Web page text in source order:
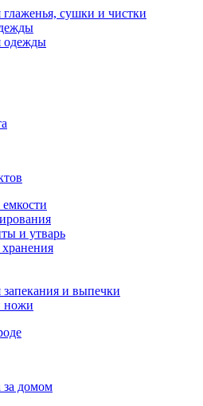
сушки и чистки
одежды
и утварь
и выпечки
ножи
за домом